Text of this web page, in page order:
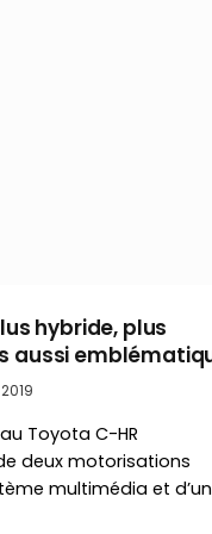
hybride, plus
aussi
Toyota C-HR
deux motorisations
multimédia et